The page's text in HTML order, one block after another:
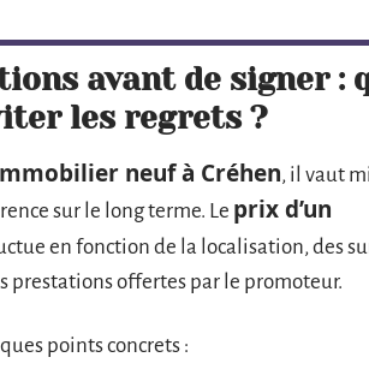
avant de signer :
les regrets ?
neuf à Créhen, il vaut
sur le long terme. Le prix d’un
en fonction de la localisation, des
prestations offertes par le promoteur.
points concrets :